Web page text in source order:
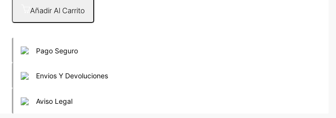
Añadir Al Carrito
Pago Seguro
Envios Y Devoluciones
Aviso Legal